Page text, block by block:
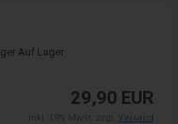
Auf Lager
29,90 EUR
Versand